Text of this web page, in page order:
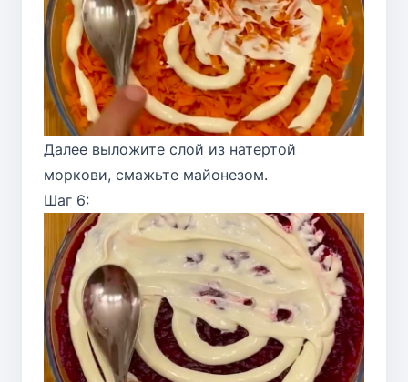
Далее выложите слой из натертой
моркови, смажьте майонезом.
Шаг 6: